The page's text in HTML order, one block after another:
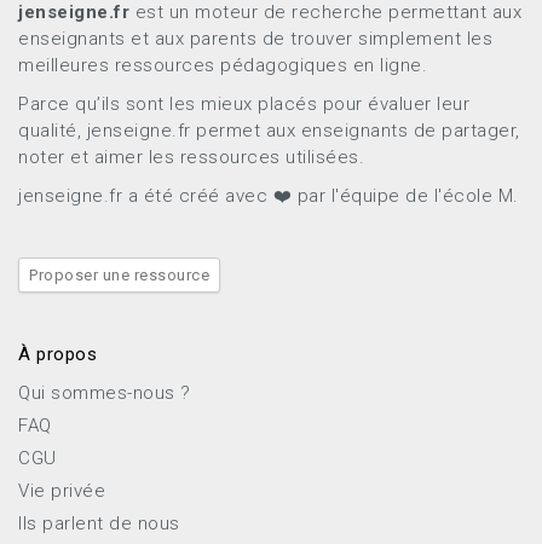
jenseigne.fr est un moteur de recherche permettant aux
enseignants et aux parents de trouver simplement les
meilleures ressources pédagogiques en ligne.
Parce qu’ils sont les mieux placés pour évaluer leur
qualité, jenseigne.fr permet aux enseignants de partager,
noter et aimer les ressources utilisées.
jenseigne.fr a été créé avec ❤️ par l'équipe de l'école M.
Proposer une ressource
À propos
Qui sommes-nous ?
FAQ
CGU
Vie privée
Ils parlent de nous